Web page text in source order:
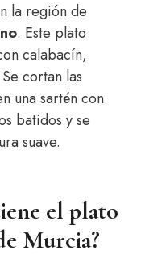
la región de
. Este plato
calabacín,
cortan las
una sartén con
batidos y se
suave.
el plato
Murcia?